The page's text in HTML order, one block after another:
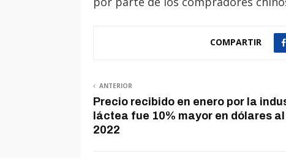
COMPARTIR
ANTERIOR
Precio recibido en enero por la
láctea fue 10% mayor en dólares al
2022